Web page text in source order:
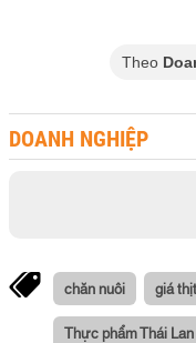
Theo
DOANH NGHIỆP
chăn nuôi giá
Thực phẩm Thái Lan